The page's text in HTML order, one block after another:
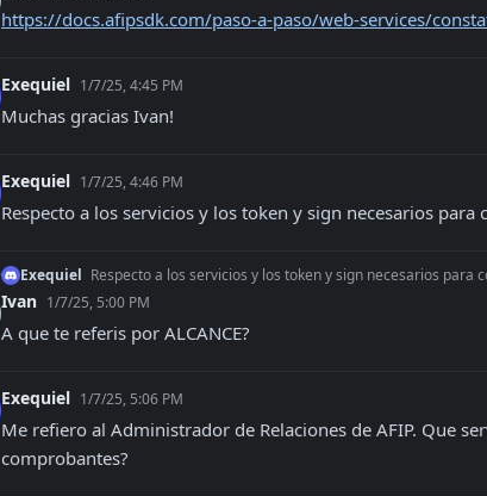
https://docs.afipsdk.com/paso-a-paso/web-services/
Exequiel 1/7/25, 4:45 PM
Muchas gracias Ivan!
Exequiel 1/7/25, 4:46 PM
Respecto a los servicios y los token y sign necesarios
Exequiel Respecto a los servicios y los token y sign necesarios para
Ivan 1/7/25, 5:00 PM
A que te referis por ALCANCE?
Exequiel 1/7/25, 5:06 PM
Me refiero al Administrador de Relaciones de AFIP. Que
comprobantes?